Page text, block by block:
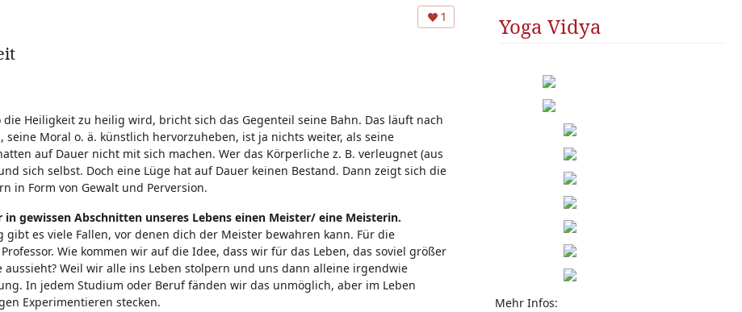
1
Heiligkeit zu heilig wird, bricht sich das Gegenteil seine Bahn. Das läuft nach
seine Moral o. ä. künstlich hervorzuheben, ist ja nichts weiter, als seine
auf Dauer nicht mit sich machen. Wer das Körperliche z. B. verleugnet (aus
sich selbst. Doch eine Lüge hat auf Dauer keinen Bestand. Dann zeigt sich die
in Form von Gewalt und Perversion.
gewissen Abschnitten unseres Lebens einen Meister/ eine Meisterin.
es viele Fallen, vor denen dich der Meister bewahren kann. Für die
Wie kommen wir auf die Idee, dass wir für das Leben, das soviel größer
Weil wir alle ins Leben stolpern und uns dann alleine irgendwie
In jedem Studium oder Beruf fänden wir das unmöglich, aber im Leben
Experimentieren stecken.
Yoga Vidya
Mehr Infos: